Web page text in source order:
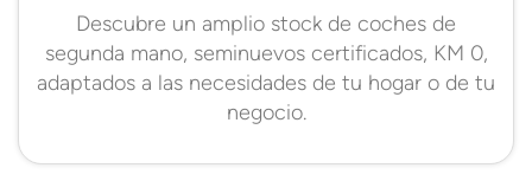
Descubre un amplio stock de coches de
segunda mano, seminuevos certificados, KM 0,
adaptados a las necesidades de tu hogar o de tu
negocio.